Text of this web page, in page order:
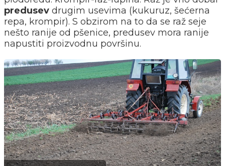
predusev drugim usevima (kukuruz, šećerna
repa, krompir). S obzirom na to da se raž seje
nešto ranije od pšenice, predusev mora ranije
napustiti proizvodnu površinu.